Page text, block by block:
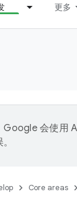
更多
Google 会使用
Core areas